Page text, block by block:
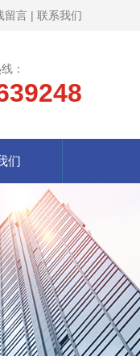
留言 | 联系我们
：
们